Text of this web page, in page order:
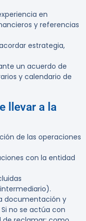
en
y referencias
estrategia,
un acuerdo de
y calendario de
llevar a la
de las operaciones
con la entidad
documentación y
no se actúa con